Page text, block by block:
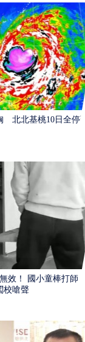
北北基桃10日全停班
效！ 國小童棒打師
嗆聲